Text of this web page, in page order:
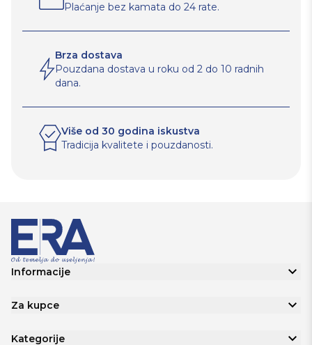
Plaćanje bez kamata do 24 rate.
Brza dostava
Pouzdana dostava u roku od 2 do 10 radnih
dana.
Više od 30 godina iskustva
Tradicija kvalitete i pouzdanosti.
Informacije
Za kupce
Kategorije